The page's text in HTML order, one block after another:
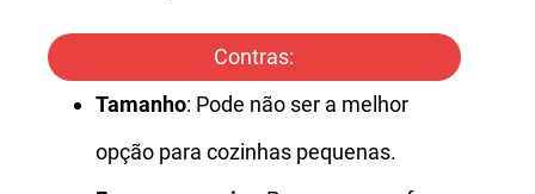
Contras:
Tamanho: Pode não ser a melhor
opção para cozinhas pequenas.